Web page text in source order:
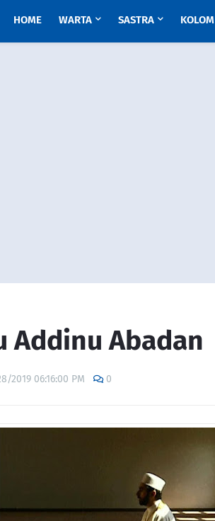
HOME WARTA SASTRA KOLOM
Addinu Abadan
2019 06:16:00 PM 0